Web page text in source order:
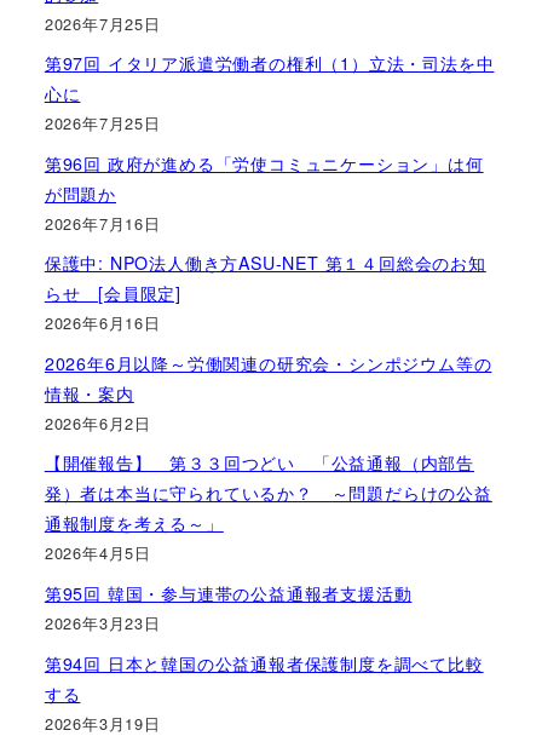
2026年7月25日
第97回 イタリア派遣労働者の権利（1）立法・司法を中
心に
2026年7月25日
第96回 政府が進める「労使コミュニケーション」は何
が問題か
2026年7月16日
保護中: NPO法人働き方ASU-NET 第１４回総会のお知
らせ [会員限定]
2026年6月16日
2026年6月以降～労働関連の研究会・シンポジウム等の
情報・案内
2026年6月2日
【開催報告】 第３３回つどい 「公益通報（内部告
発）者は本当に守られているか？ ～問題だらけの公益
通報制度を考える～」
2026年4月5日
第95回 韓国・参与連帯の公益通報者支援活動
2026年3月23日
第94回 日本と韓国の公益通報者保護制度を調べて比較
する
2026年3月19日